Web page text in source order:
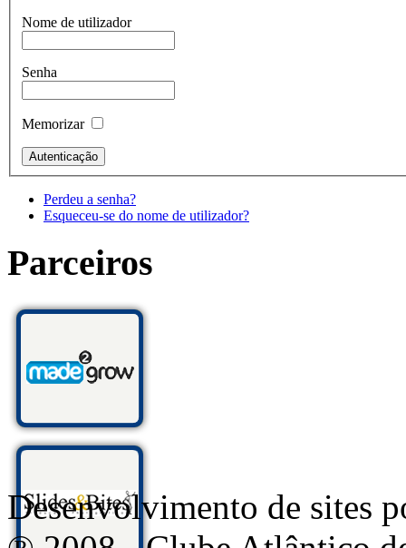
Nome de utilizador
Senha
Memorizar
Perdeu a senha?
Esqueceu-se do nome de utilizador?
Parceiros
Desenvolvimento de sites